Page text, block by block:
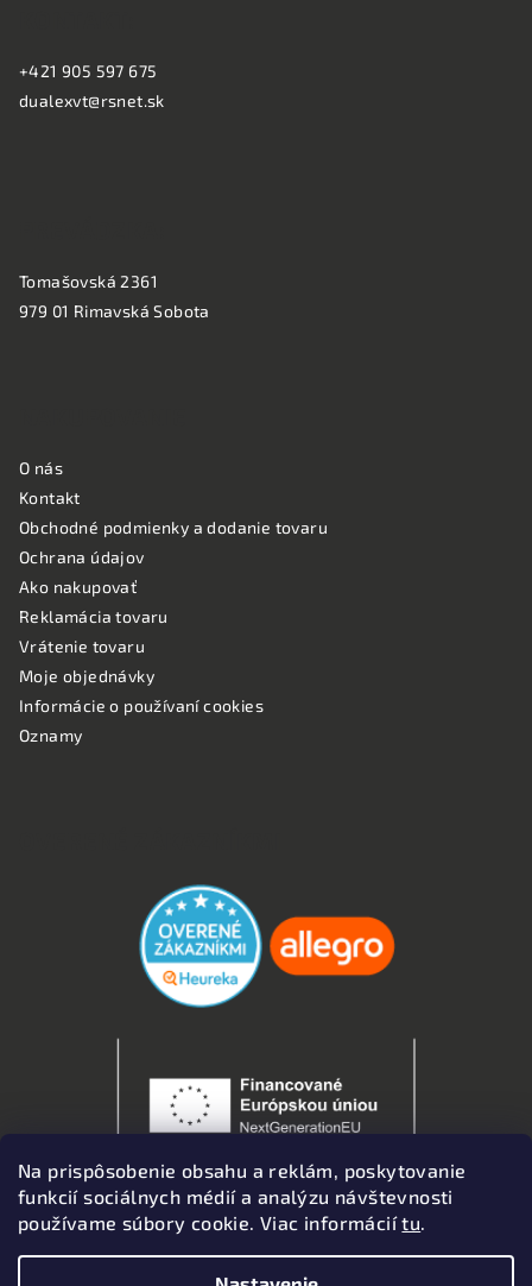
Na prispôsobenie obsahu a reklám, poskytovanie
funkcií sociálnych médií a analýzu návštevnosti
používame súbory cookie. Viac informáciítu.
+421 905 597 675
dualexvt@rsnet.sk
Tomašovská 2361
979 01 Rimavská Sobota
O nás
Kontakt
Obchodné podmienky a dodanie tovaru
Ochrana údajov
Ako nakupovať
Reklamácia tovaru
Vrátenie tovaru
Moje objednávky
Informácie o používaní cookies
Oznamy